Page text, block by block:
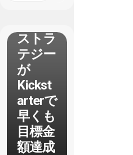
ストラ
テジー
が
Kickst
arterで
早くも
目標金
額達成